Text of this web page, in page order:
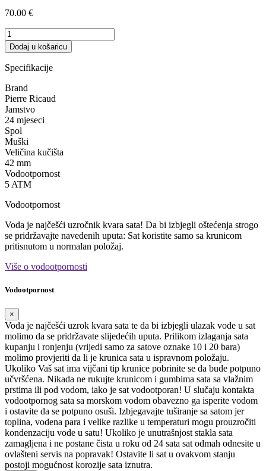
70.00 €
Pierre
Ricaud
P97241.5153Q
količina
Dodaj u košaricu
Specifikacije
Brand
Pierre Ricaud
Jamstvo
24 mjeseci
Spol
Muški
Veličina kučišta
42 mm
Vodootpornost
5 ATM
Vodootpornost
Voda je najčešći uzročnik kvara sata! Da bi izbjegli oštećenja strogo
se pridržavajte navedenih uputa: Sat koristite samo sa krunicom
pritisnutom u normalan položaj.
Više o vodootpornosti
Vodootpornost
×
Voda je najčešći uzrok kvara sata te da bi izbjegli ulazak vode u sat
molimo da se pridržavate slijedećih uputa. Prilikom izlaganja sata
kupanju i ronjenju (vrijedi samo za satove oznake 10 i 20 bara)
molimo provjeriti da li je krunica sata u ispravnom položaju.
Ukoliko Vaš sat ima vijčani tip krunice pobrinite se da bude potpuno
učvršćena. Nikada ne rukujte krunicom i gumbima sata sa vlažnim
prstima ili pod vodom, iako je sat vodootporan! U slučaju kontakta
vodootpornog sata sa morskom vodom obavezno ga isperite vodom
i ostavite da se potpuno osuši. Izbjegavajte tuširanje sa satom jer
toplina, vodena para i velike razlike u temperaturi mogu prouzročiti
kondenzaciju vode u satu! Ukoliko je unutrašnjost stakla sata
zamagljena i ne postane čista u roku od 24 sata sat odmah odnesite u
ovlašteni servis na popravak! Ostavite li sat u ovakvom stanju
postoji mogućnost korozije sata iznutra.